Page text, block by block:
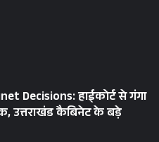
Decisions: हाईकोर्ट से गंगा
उत्तराखंड कैबिनेट के बड़े